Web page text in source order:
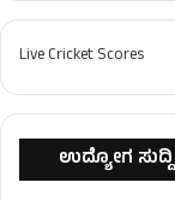
Live Cricket Scores
ಉದ್ಯೋಗ ಸುದ್ದಿ